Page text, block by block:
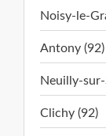
Noisy-le-
Antony (92)
Neuilly-sur-
Clichy (92)